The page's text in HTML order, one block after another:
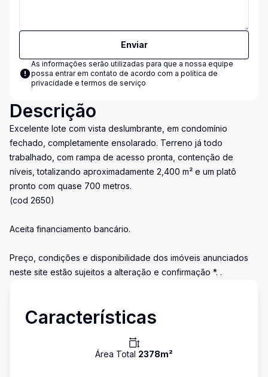
Enviar
As informações serão utilizadas para que a nossa equipe
possa entrar em contato de acordo com a política de
privacidade e termos de serviço
Descrição
Excelente lote com vista deslumbrante, em condomínio
fechado, completamente ensolarado. Terreno já todo
trabalhado, com rampa de acesso pronta, contenção de
níveis, totalizando aproximadamente 2,400 m² e um platô
pronto com quase 700 metros.
(cod 2650)
Aceita financiamento bancário.
Preço, condições e disponibilidade dos imóveis anunciados
neste site estão sujeitos a alteração e confirmação *. .
Características
Área Total 2378m²